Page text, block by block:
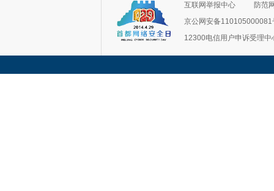
互联网举报中心
防范
京公网安备110105000081
12300电信用户申诉受理中